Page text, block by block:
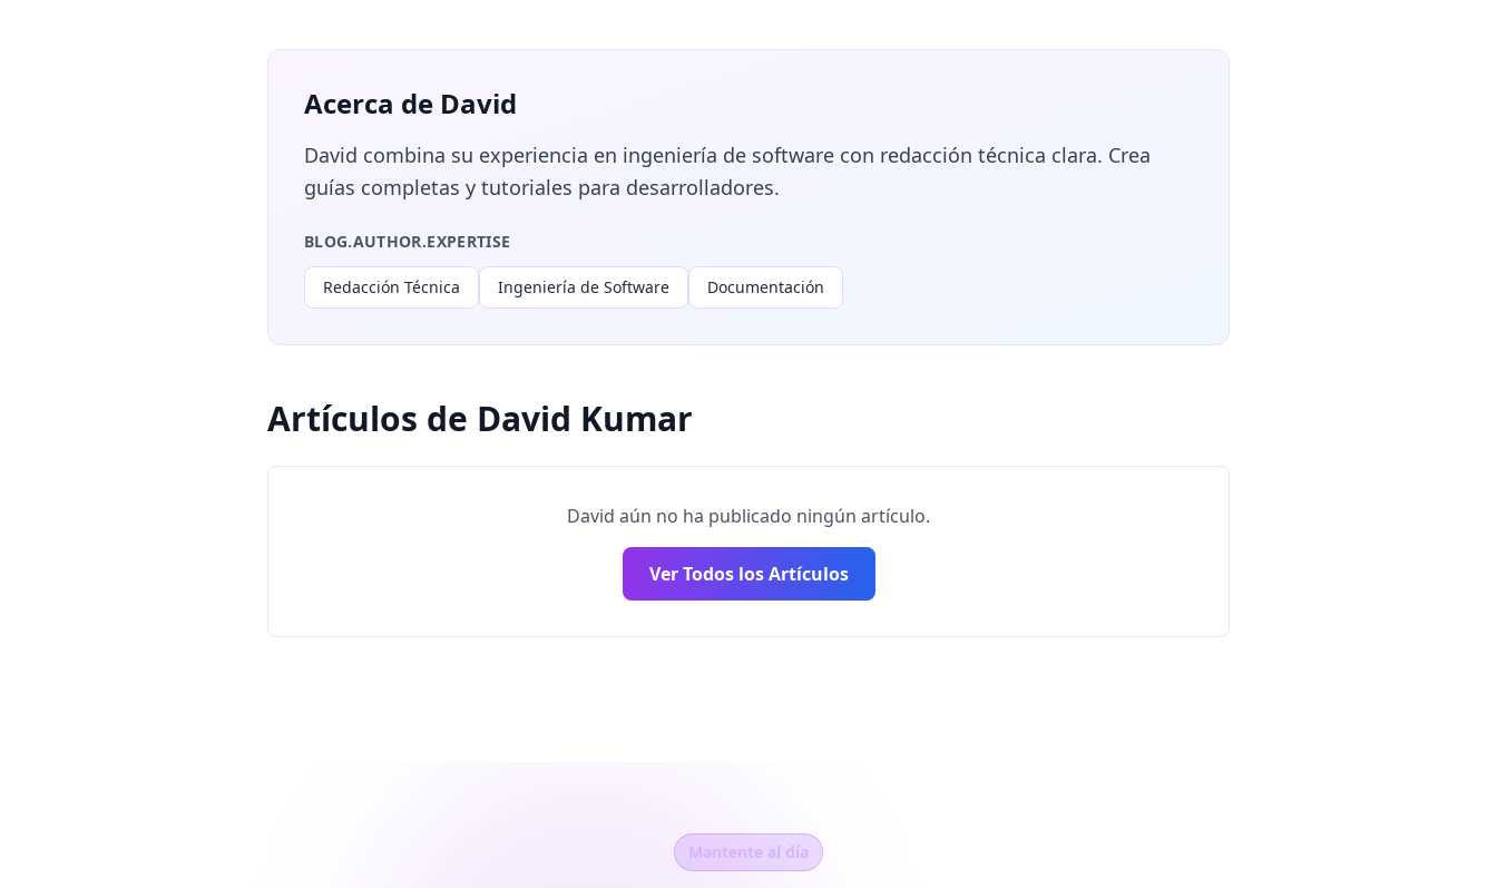
Acerca de David
David combina su experiencia en ingeniería de software con redacción técnica clara. Crea
guías completas y tutoriales para desarrolladores.
BLOG.AUTHOR.EXPERTISE
Redacción Técnica Ingeniería de Software Documentación
Artículos de David Kumar
David aún no ha publicado ningún artículo.
Ver Todos los Artículos
Mantente al día